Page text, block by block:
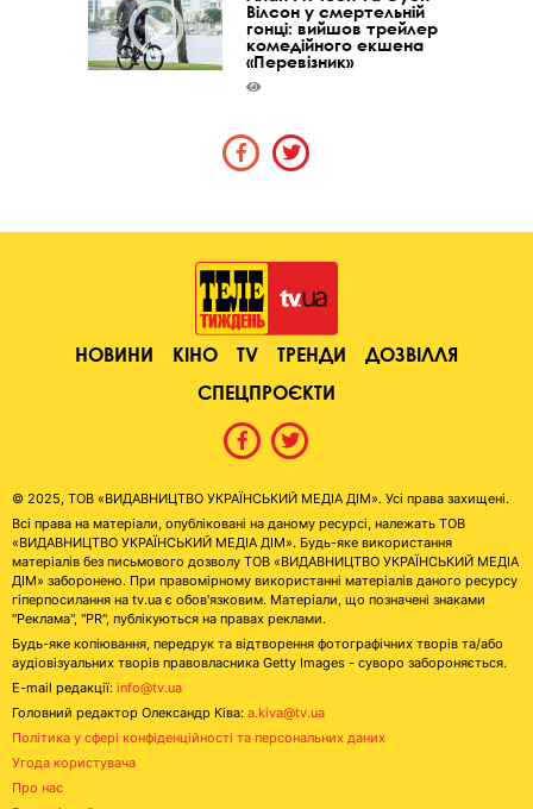
Вілсон у смертельній
гонці: вийшов трейлер
комедійного екшена
«Перевізник»
НОВИНИ КІНО TV ТРЕНДИ
ДОЗВІЛЛЯ
СПЕЦПРОЄКТИ
© 2025, ТОВ «ВИДАВНИЦТВО УКРАЇНСЬКИЙ МЕДІА ДІМ». Усі права захищені.
Всі права на матеріали, опубліковані на даному ресурсі, належать ТОВ
«ВИДАВНИЦТВО УКРАЇНСЬКИЙ МЕДІА ДІМ». Будь-яке використання
матеріалів без письмового дозволу ТОВ «ВИДАВНИЦТВО УКРАЇНСЬКИЙ МЕДІА
ДІМ» заборонено. При правомірному використанні матеріалів даного ресурсу
гіперпосилання на tv.ua є обов'язковим. Матеріали, що позначені знаками
"Реклама", "PR", публікуються на правах реклами.
Будь-яке копіювання, передрук та відтворення фотографічних творів та/або
аудіовізуальних творів правовласника Getty Images - суворо забороняється.
E-mail редакції: info@tv.ua
Головний редактор Олександр Ківа: a.kiva@tv.ua
Політика у сфері конфіденційності та персональних даних
Угода користувача
Про нас